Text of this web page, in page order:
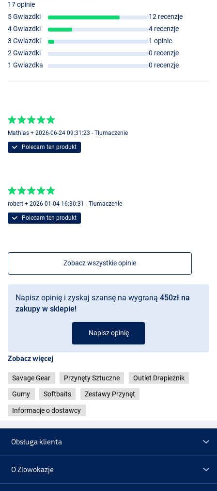
17 opinie
5 Gwiazdki
12 recenzje
4 Gwiazdki
4 recenzje
3 Gwiazdki
1 opinie
2 Gwiazdki
0 recenzje
1 Gwiazdka
0 recenzje
Mathias + 2026-06-24 09:31:23 - Tłumaczenie
Polecam ten produkt
robert + 2026-01-04 16:30:31 - Tłumaczenie
Polecam ten produkt
Zobacz wszystkie opinie
Napisz opinię i zyskaj szansę na wygraną 450zł na
zakupy w sklepie!
Napisz opinię
Zobacz więcej
Savage Gear Przynęty Sztuczne Outlet Drapieżnik
Gumy Softbaits Zestawy Przynęt
Informacje o dostawcy
Obsługa klienta
O Zlowokazje